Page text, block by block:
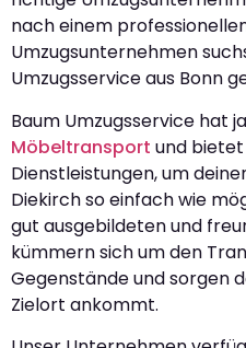
nach einem
Umzugsunternehmen
Umzugsservice aus Bonn
Baum Umzugsservice hat
Möbeltransport und
Dienstleistungen, um
Diekirch so einfach wie
gut ausgebildeten und
kümmern sich um den
Gegenstände und sorgen
Zielort ankommt.